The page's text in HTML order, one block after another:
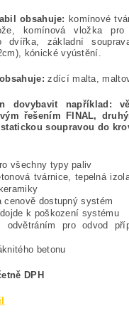
obsahuje: komínové
komínová vložka pro
dvířka, základní
kónické vyústění.
zdící malta,
dovybavit například:
řešením FINAL,
soupravou do
všechny typy paliv
tvárnice, tepelná
cenově dostupný systém
k poškození systému
pro odvod
betonu
DPH